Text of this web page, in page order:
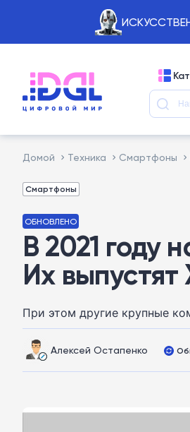
Домой Техника Смартфоны
Смартфоны
ОБНОВЛЕНО
В 2021 году
Их
При этом другие крупные
Алексей Остапенко